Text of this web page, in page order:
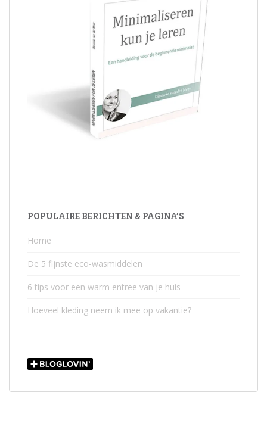
POPULAIRE BERICHTEN & PAGINA’S
Home
De 5 fijnste eco-wasmiddelen
6 tips voor een warm entree van je huis
Hoeveel kleding neem ik mee op vakantie?